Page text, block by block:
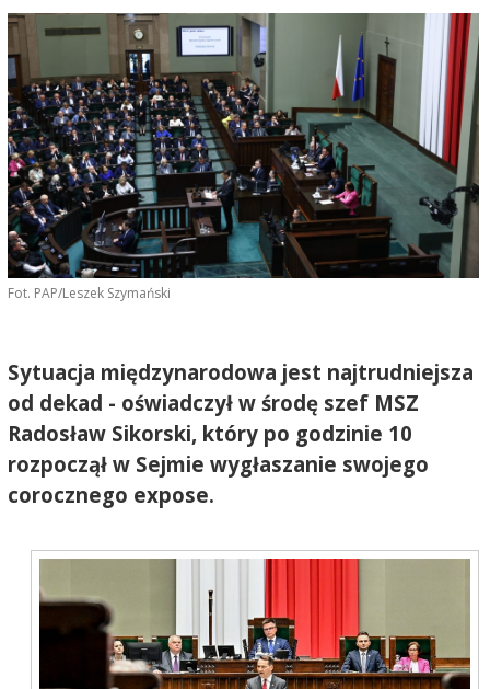
Fot. PAP/Leszek Szymański
Sytuacja międzynarodowa jest najtrudniejsza
od dekad - oświadczył w środę szef MSZ
Radosław Sikorski, który po godzinie 10
rozpoczął w Sejmie wygłaszanie swojego
corocznego expose.